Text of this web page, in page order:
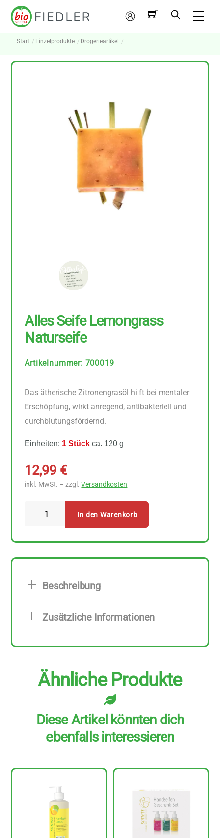
Skip
Mein
Konto
Start Einzelprodukte Drogerieartikel
Alles Seife Lemongrass
Naturseife
Artikelnummer: 700019
Das ätherische Zitronengrasöl hilft bei mentaler
Erschöpfung, wirkt anregend, antibakteriell und
durchblutungsfördernd.
Einheiten: 1 Stück ca. 120 g
12,99 €
inkl. MwSt. – zzgl.Versandkosten
In den Warenkorb
Beschreibung
Zusätzliche Informationen
Ähnliche Produkte
Diese Artikel könnten dich
ebenfalls interessieren